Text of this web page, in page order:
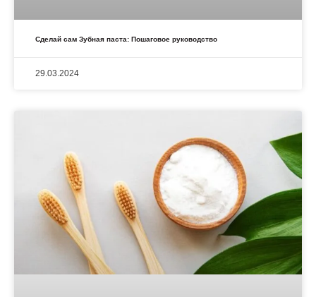
Сделай сам Зубная паста: Пошаговое руководство
29.03.2024